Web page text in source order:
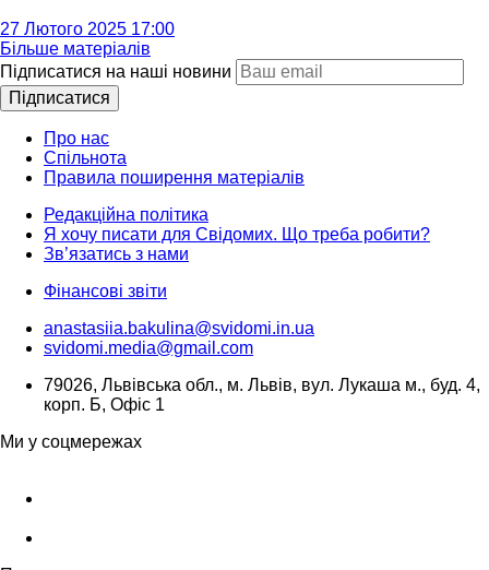
27 Лютого 2025 17:00
Більше матеріалів
Підписатися на наші новини
Підписатися
Про нас
Спільнота
Правила поширення матеріалів
Редакційна політика
Я хочу писати для Свідомих. Що треба робити?
Зв’язатись з нами
Фінансові звіти
anastasiia.bakulina@svidomi.in.ua
svidomi.media@gmail.com
79026, Львівська обл., м. Львів, вул. Лукаша м., буд. 4,
корп. Б, Офіс 1
Ми у соцмережах